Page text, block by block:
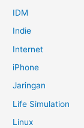
IDM
Indie
Internet
iPhone
Jaringan
Life Simulation
Linux